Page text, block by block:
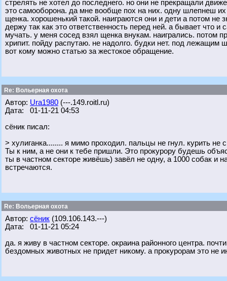
стрелять не хотел до последнего. но они не прекращали
это самооборона. да мне вообще пох на них. одну шлепнеш
щенка. хорошенький такой. наиграются они и дети а потом не
держу так как это ответственность перед ней. а бывает что
мучать. у меня сосед взял щенка внукам. наигрались. потом
хрипит. пойду распутаю. не надолго. будки нет. под
вот кому можно статью за жестокое обращение.
Re: Вольерная охота
Автор: Ura1980 (---.149.roitl.ru)
Дата: 01-11-21 04:53
сёник писал:
> хулиганка........ я мимо проходил. пальцы не гнул. курить не
Ты к ним, а не они к тебе пришли. Это прокурору будешь
ты в частном секторе живёшь) завёл не одну, а 1000 собак
встречаются.
Re: Вольерная охота
Автор: сёник (109.106.143.---)
Дата: 01-11-21 05:24
да. я живу в частном секторе. окраина районного центра.
бездомных животных не придет никому. а прокурорам это не